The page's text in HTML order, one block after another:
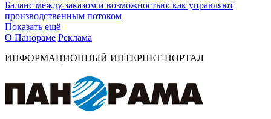
Баланс между заказом и возможностью: как управляют
производственным потоком
Показать ещё
О Панораме Реклама
ИНФОРМАЦИОННЫЙ ИНТЕРНЕТ-ПОРТАЛ